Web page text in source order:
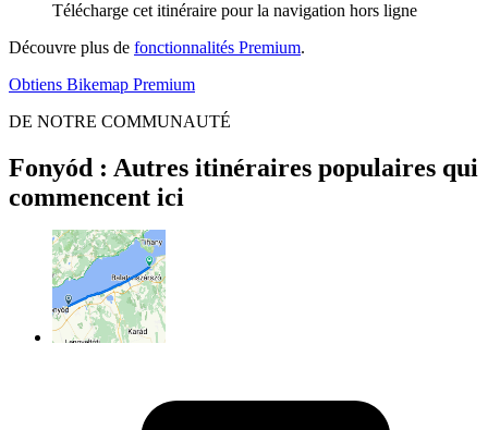
Télécharge cet itinéraire pour la navigation hors ligne
Découvre plus de fonctionnalités Premium.
Obtiens Bikemap Premium
DE NOTRE COMMUNAUTÉ
Fonyód : Autres itinéraires populaires qui
commencent ici